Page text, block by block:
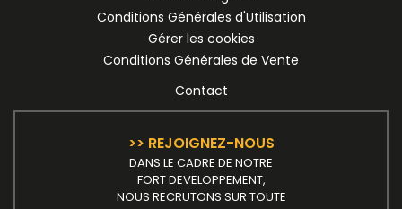
Conditions Générales d'Utilisation
Gérer les cookies
Conditions Générales de Vente
Contact
>> REJOIGNEZ-NOUS
DANS LE CADRE DE NOTRE
FORT DEVELOPPEMENT,
NOUS RECRUTONS SUR TOUTE